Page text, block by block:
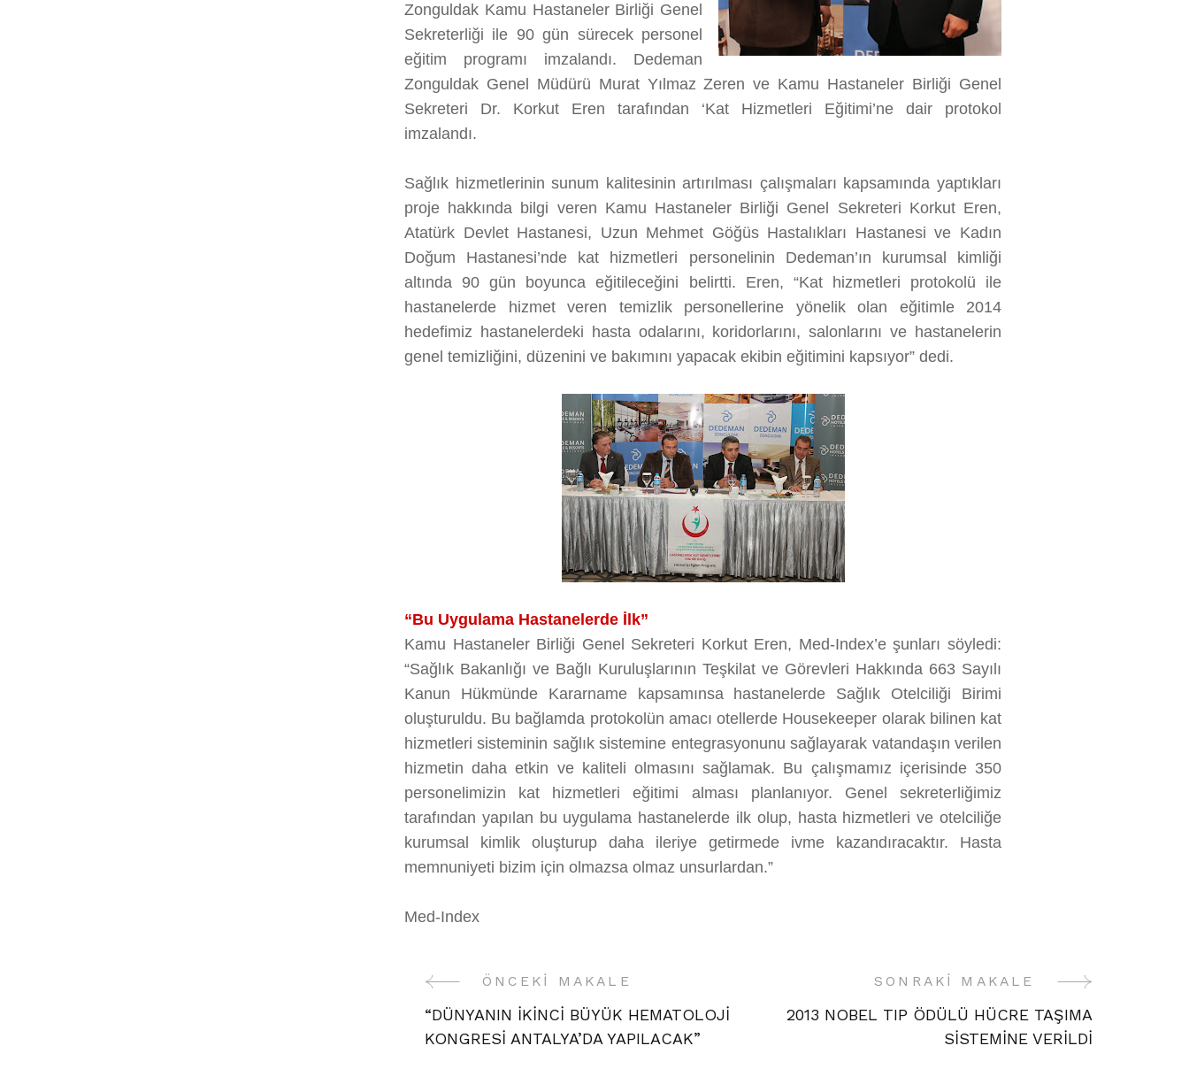
Zonguldak Kamu Hastaneler Birliği Genel
Sekreterliği ile 90 gün sürecek personel
eğitim programı imzalandı. Dedeman
Zonguldak Genel Müdürü Murat Yılmaz Zeren ve Kamu Hastaneler Birliği Genel
Sekreteri Dr. Korkut Eren tarafından ‘Kat Hizmetleri Eğitimi’ne dair protokol
imzalandı.
Sağlık hizmetlerinin sunum kalitesinin artırılması çalışmaları kapsamında yaptıkları
proje hakkında bilgi veren Kamu Hastaneler Birliği Genel Sekreteri Korkut Eren,
Atatürk Devlet Hastanesi, Uzun Mehmet Göğüs Hastalıkları Hastanesi ve Kadın
Doğum Hastanesi’nde kat hizmetleri personelinin Dedeman’ın kurumsal kimliği
altında 90 gün boyunca eğitileceğini belirtti. Eren, “Kat hizmetleri protokolü ile
hastanelerde hizmet veren temizlik personellerine yönelik olan eğitimle 2014
hedefimiz hastanelerdeki hasta odalarını, koridorlarını, salonlarını ve hastanelerin
genel temizliğini, düzenini ve bakımını yapacak ekibin eğitimini kapsıyor” dedi.
“Bu Uygulama Hastanelerde İlk”
Kamu Hastaneler Birliği Genel Sekreteri Korkut Eren, Med-Index’e şunları söyledi:
“Sağlık Bakanlığı ve Bağlı Kuruluşlarının Teşkilat ve Görevleri Hakkında 663 Sayılı
Kanun Hükmünde Kararname kapsamınsa hastanelerde Sağlık Otelciliği Birimi
oluşturuldu. Bu bağlamda protokolün amacı otellerde Housekeeper olarak bilinen kat
hizmetleri sisteminin sağlık sistemine entegrasyonunu sağlayarak vatandaşın verilen
hizmetin daha etkin ve kaliteli olmasını sağlamak. Bu çalışmamız içerisinde 350
personelimizin kat hizmetleri eğitimi alması planlanıyor. Genel sekreterliğimiz
tarafından yapılan bu uygulama hastanelerde ilk olup, hasta hizmetleri ve otelciliğe
kurumsal kimlik oluşturup daha ileriye getirmede ivme kazandıracaktır. Hasta
memnuniyeti bizim için olmazsa olmaz unsurlardan.”
Med-Index
Yazı
Gezinme
ÖNCEKI MAKALE
“DÜNYANIN İKİNCİ BÜYÜK HEMATOLOJİ
KONGRESİ ANTALYA’DA YAPILACAK”
SONRAKI MAKALE
2013 NOBEL TIP ÖDÜLÜ HÜCRE TAŞIMA
SİSTEMİNE VERİLDİ